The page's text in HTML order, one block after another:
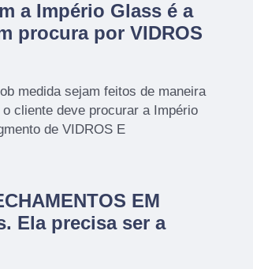
a Império Glass é a
procura por VIDROS
medida sejam feitos de maneira
cliente deve procurar a Império
de VIDROS E
EM
Ela precisa ser a